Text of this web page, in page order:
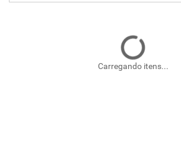
Carregando itens...